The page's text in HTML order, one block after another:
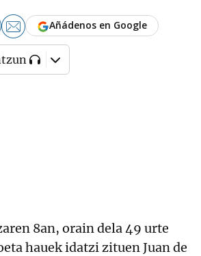
Añádenos en Google
8an, orain dela 49 urte
hauek idatzi zituen Juan de